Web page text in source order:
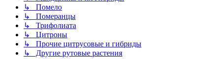
↳ Помело
↳ Померанцы
↳ Трифолиата
↳ Цитроны
↳ Прочие цитрусовые и гибриды
↳ Другие рутовые растения